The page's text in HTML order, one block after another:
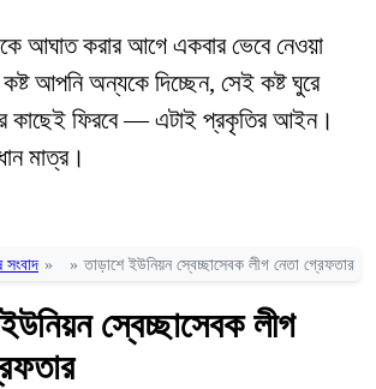
আঘাত করার আগে একবার ভেবে নেওয়া
আপনি অন্যকে দিচ্ছেন, সেই কষ্ট ঘুরে
কাছেই ফিরবে — এটাই প্রকৃতির আইন।
মাত্র।
সংবাদ » » তাড়াশে ইউনিয়ন স্বেচ্ছাসেবক লীগ নেতা গ্রেফতার
স্বেচ্ছাসেবক লীগ